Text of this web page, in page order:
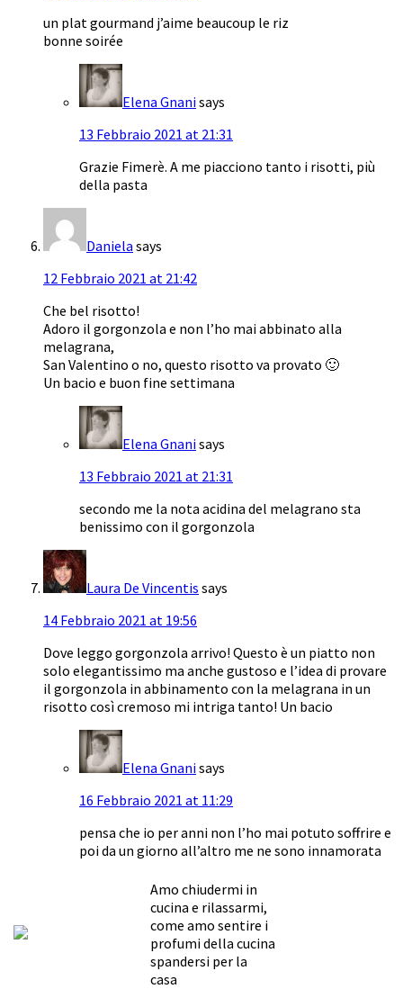
un plat gourmand j’aime beaucoup le riz
bonne soirée
Elena Gnanisays
13 Febbraio 2021 at 21:31
Grazie Fimerè. A me piacciono tanto i risotti, più
della pasta
Daniela says
12 Febbraio 2021 at 21:42
Che bel risotto!
Adoro il gorgonzola e non l’ho mai abbinato alla
melagrana,
San Valentino o no, questo risotto va provato 🙂
Un bacio e buon fine settimana
Elena Gnanisays
13 Febbraio 2021 at 21:31
secondo me la nota acidina del melagrano sta
benissimo con il gorgonzola
Laura De Vincentis says
14 Febbraio 2021 at 19:56
Dove leggo gorgonzola arrivo! Questo è un piatto non
solo elegantissimo ma anche gustoso e l’idea di provare
il gorgonzola in abbinamento con la melagrana in un
risotto così cremoso mi intriga tanto! Un bacio
Elena Gnanisays
16 Febbraio 2021 at 11:29
pensa che io per anni non l’ho mai potuto soffrire e
poi da un giorno all’altro me ne sono innamorata
Amo chiudermi in
cucina e rilassarmi,
come amo sentire i
profumi della cucina
spandersi per la
casa